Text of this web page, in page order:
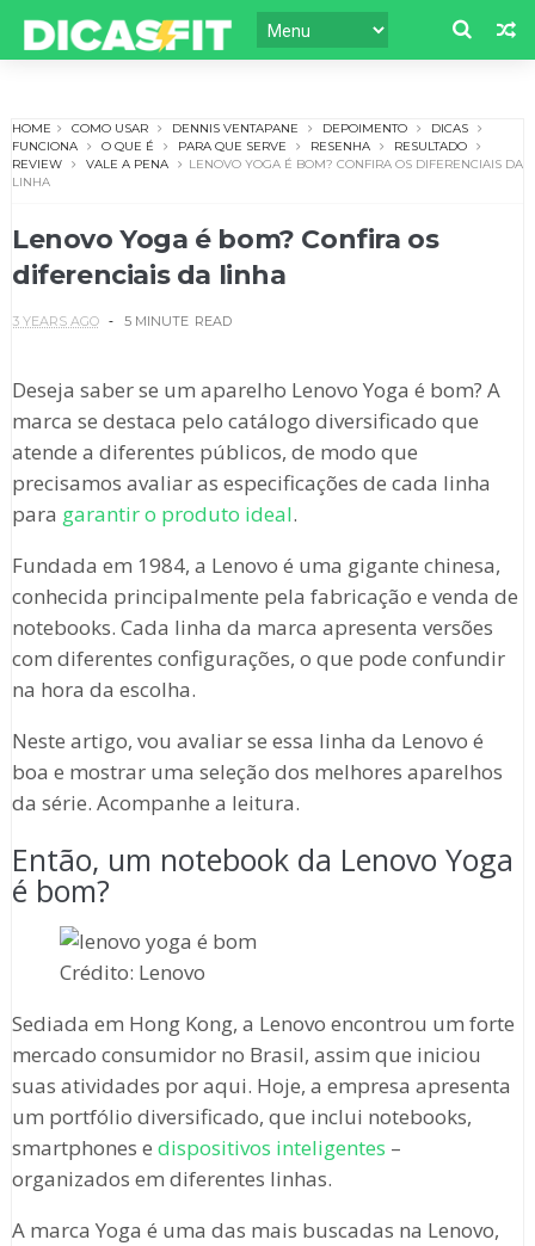
HOME COMO USAR DENNIS VENTAPANE DEPOIMENTO
DICAS
FUNCIONA
O QUE É PARA QUE SERVE RESENHA
RESULTADO
REVIEW
VALE A PENA
LENOVO YOGA É BOM? CONFIRA OS DIFERENCIAIS DA
LINHA
Lenovo Yoga é bom? Confira os
diferenciais da linha
3 YEARS AGO 5 MINUTE READ
Deseja saber se um aparelho Lenovo Yoga é bom? A
marca se destaca pelo catálogo diversificado que
atende a diferentes públicos, de modo que
precisamos avaliar as especificações de cada linha
para garantir o produto ideal.
Fundada em 1984, a Lenovo é uma gigante chinesa,
conhecida principalmente pela fabricação e venda de
notebooks. Cada linha da marca apresenta versões
com diferentes configurações, o que pode confundir
na hora da escolha.
Neste artigo, vou avaliar se essa linha da Lenovo é
boa e mostrar uma seleção dos melhores aparelhos
da série. Acompanhe a leitura.
Então, um notebook da Lenovo Yoga
é bom?
Crédito: Lenovo
Sediada em Hong Kong, a Lenovo encontrou um forte
mercado consumidor no Brasil, assim que iniciou
suas atividades por aqui. Hoje, a empresa apresenta
um portfólio diversificado, que inclui notebooks,
smartphones e dispositivos inteligentes –
organizados em diferentes linhas.
A marca Yoga é uma das mais buscadas na Lenovo,